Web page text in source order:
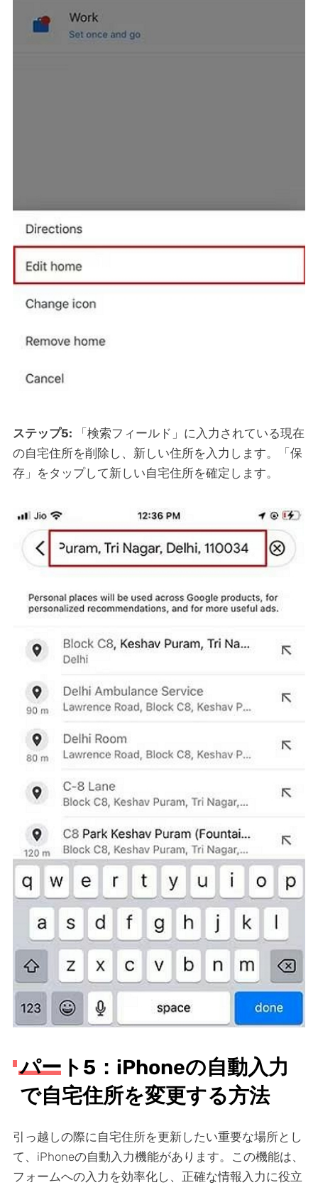
ステップ5:
「検索フィールド」に入力されている現在
の自宅住所を削除し、新しい住所を入力します。「保
存」をタップして新しい自宅住所を確定します。
パート5：iPhoneの自動入力
で自宅住所を変更する方法
引っ越しの際に自宅住所を更新したい重要な場所とし
て、iPhoneの自動入力機能があります。この機能は、
フォームへの入力を効率化し、正確な情報入力に役立